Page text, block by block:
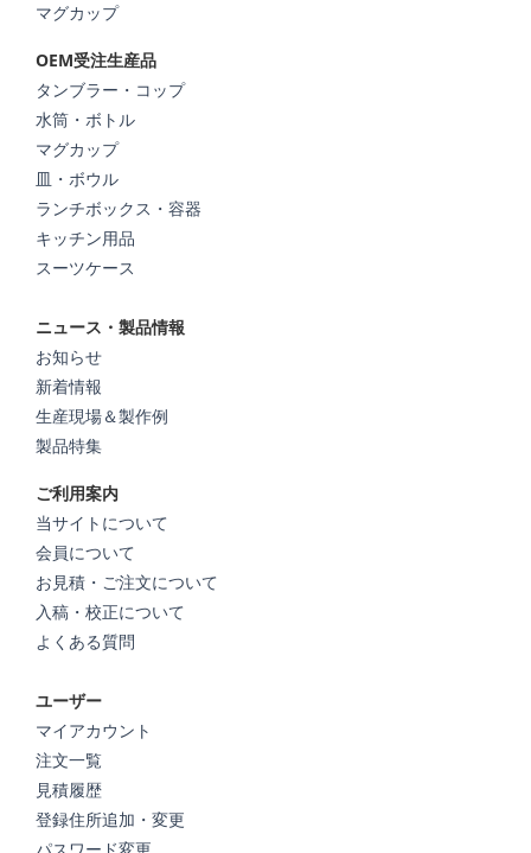
マグカップ
OEM受注生産品
タンブラー・コップ
水筒・ボトル
マグカップ
皿・ボウル
ランチボックス・容器
キッチン用品
スーツケース
ニュース・製品情報
お知らせ
新着情報
生産現場＆製作例
製品特集
ご利用案内
当サイトについて
会員について
お見積・ご注文について
入稿・校正について
よくある質問
ユーザー
マイアカウント
注文一覧
見積履歴
登録住所追加・変更